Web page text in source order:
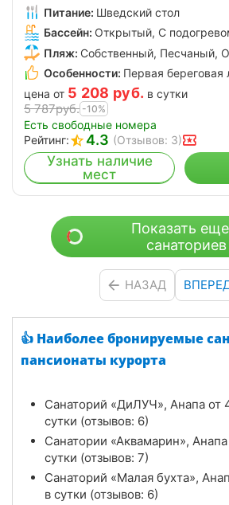
👍 Наиболее бронируемые
пансионаты курорта
Санаторий «ДиЛУЧ», Анапа от
сутки (отзывов: 6)
Санатории «Аквамарин», Анапа
сутки (отзывов: 7)
Санаторий «Малая бухта»,
в сутки (отзывов: 6)
Питание: Шведский стол
Бассейн: Открытый, С
Пляж: Собственный, Песчаный,
Особенности: Первая береговая
цена от 5 208 руб. в сутки
5 787руб. -10%
Есть свободные номера
Рейтинг:
4.3 (Отзывов: 3)
Узнать наличие
мест
Показать
санаториев
НАЗАД